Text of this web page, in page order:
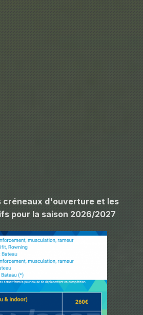
créneaux d'ouverture et les
pour la saison 2026/2027